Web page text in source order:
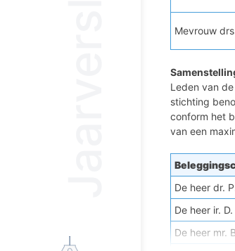
Mevrouw
Leden van
stichting
conform het
van een
De heer dr.
De heer ir.
De heer mr.